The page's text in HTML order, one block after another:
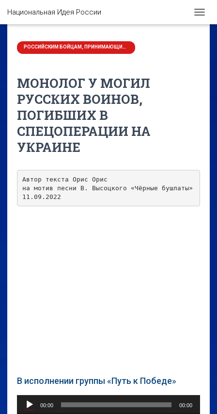
Национальная Идея России
МОНОЛОГ У МОГИЛ
РУССКИХ ВОИНОВ,
ПОГИБШИХ В
СПЕЦОПЕРАЦИИ НА
УКРАИНЕ
Автор текста Орис Орис
на мотив песни В. Высоцкого «Чёрные бушлаты»
11.09.2022
В исполнении группы «Путь к Победе»
Аудиоплеер
00:00 00:00
РОССИЙСКИМ БОЙЦАМ, ПРИНИМАЮЩИМ УЧАСТИЕ В СВО НА УКРАИНЕ ПОСВЯЩАЕТСЯ